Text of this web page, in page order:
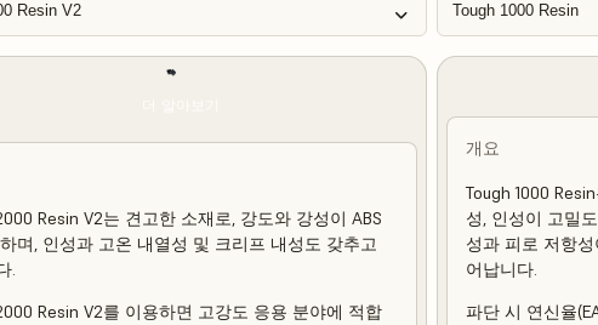
Resin V2 Tough 1000 Resin
Resin V2는 견고한 소재로, 강도와 강성이 ABS
며, 인성과 고온 내열성 및 크리프 내성도 갖추고
.
Resin V2를 이용하면 고강도 응용 분야에 적합
개요
Tough 1000
성, 인성이 고밀
성과 피로 저항
어납니다.
파단 시 연신율